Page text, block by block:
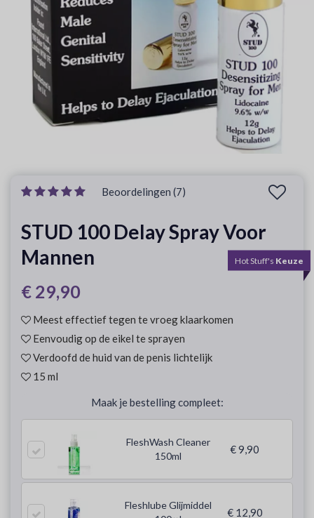
Beoordelingen (7)
STUD 100 Delay Spray Voor
Mannen
€ 29,90
Hot Stuff's Keuze
Meest effectief tegen te vroeg klaarkomen
Eenvoudig op de eikel te sprayen
Verdoofd de huid van de penis lichtelijk
15 ml
Maak je bestelling compleet:
FleshWash Cleaner
150ml
€ 9,90
Fleshlube Glijmiddel
€ 12,90